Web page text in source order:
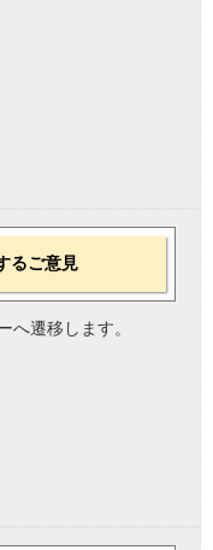
るご意見
へ遷移します。